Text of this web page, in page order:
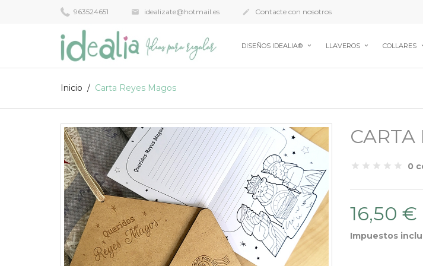
963524651  idealizate@hotmail.es  Contacte con nosotros
DISEÑOS IDEALIA® LLAVEROS COLLARES
Inicio Carta Reyes Magos
CARTA
0
16,50 €
Impuestos